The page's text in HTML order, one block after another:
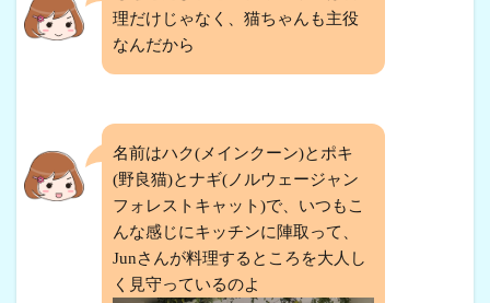
理だけじゃなく、猫ちゃんも主役
なんだから
名前はハク(メインクーン)とポキ
(野良猫)とナギ(ノルウェージャン
フォレストキャット)で、いつもこ
んな感じにキッチンに陣取って、
Junさんが料理するところを大人し
く見守っているのよ